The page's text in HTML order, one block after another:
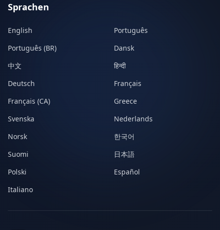
Sprachen
English
Português
Português (BR)
Dansk
中文
हिन्दी
Deutsch
Français
Français (CA)
Greece
Svenska
Nederlands
Norsk
한국어
Suomi
日本語
Polski
Español
Italiano